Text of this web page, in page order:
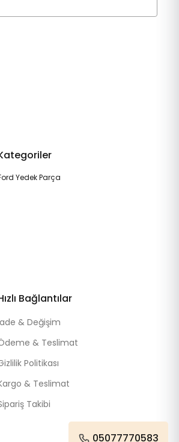
Yedek Parça
Bağlantılar
& Değişim
& Teslimat
Politikası
& Teslimat
Takibi
05077770583